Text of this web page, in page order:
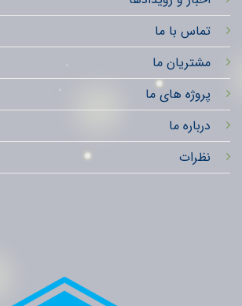
تماس با ما
مشتریان ما
پروژه های ما
درباره ما
نظرات